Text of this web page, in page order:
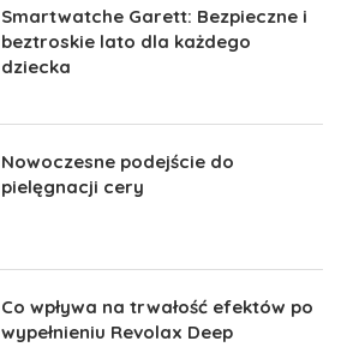
Smartwatche Garett: Bezpieczne i
beztroskie lato dla każdego
dziecka
Nowoczesne podejście do
pielęgnacji cery
Co wpływa na trwałość efektów po
wypełnieniu Revolax Deep